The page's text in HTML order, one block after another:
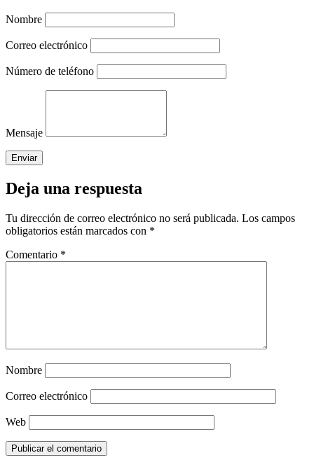
Nombre
Correo electrónico
Número de teléfono
Mensaje
Deja una respuesta
Tu dirección de correo electrónico no será publicada. Los campos
obligatorios están marcados con *
Comentario *
Nombre
Correo electrónico
Web